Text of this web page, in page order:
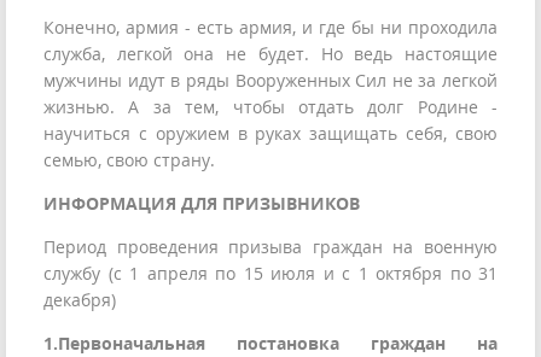
Конечно, армия - есть армия, и где бы ни проходила
служба, легкой она не будет. Но ведь настоящие
мужчины идут в ряды Вооруженных Сил не за легкой
жизнью. А за тем, чтобы отдать долг Родине -
научиться с оружием в руках защищать себя, свою
семью, свою страну.
ИНФОРМАЦИЯ ДЛЯ ПРИЗЫВНИКОВ
Период проведения призыва граждан на военную
службу (с 1 апреля по 15 июля и с 1 октября по 31
декабря)
1.Первоначальная постановка граждан на